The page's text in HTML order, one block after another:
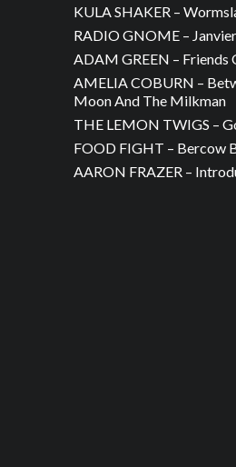
KULA SHAKER –
RADIO GNOME –
ADAM GREEN – Friends
AMELIA COBURN –
Moon And The Milkman
THE LEMON TWIGS –
FOOD FIGHT – Bercow
AARON FRAZER –